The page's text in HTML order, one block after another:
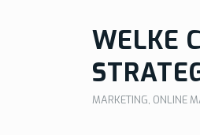
WELKE
MARKETING, ONLINE